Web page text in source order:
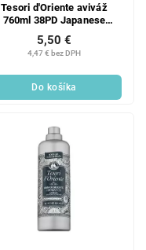
Tesori d'Oriente aviváž
760ml 38PD Japanese
4,47 € bez DPH
5,50 €
Do košíka